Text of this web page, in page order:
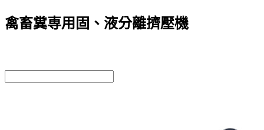
禽畜糞専用固、液分離擠壓機